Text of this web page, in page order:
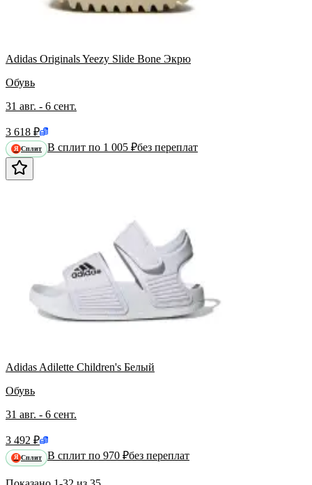
Adidas Originals Yeezy Slide Bone Экрю
Обувь
31 авг. - 6 сент.
3 618 ₽
Я Сплит В сплит по 1 005 ₽без переплат
Adidas Adilette Children's Белый
Обувь
31 авг. - 6 сент.
3 492 ₽
Я Сплит В сплит по 970 ₽без переплат